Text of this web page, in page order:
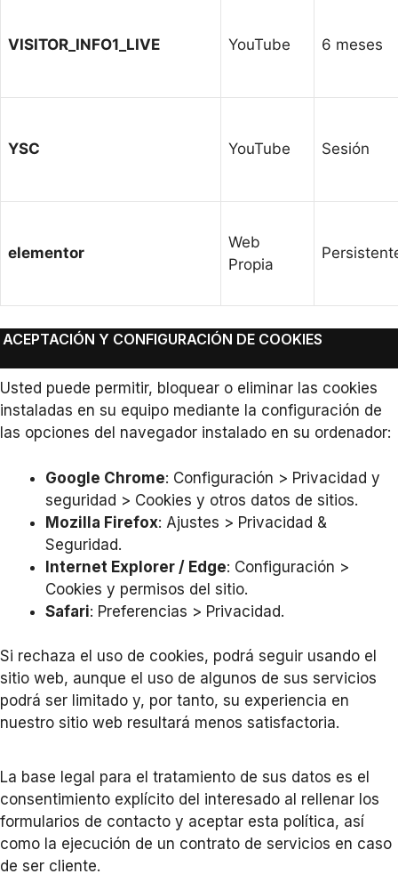
VISITOR_INFO1_LIVE YouTube 6 meses
YSC YouTube Sesión
elementor
Web
Propia
ACEPTACIÓN Y CONFIGURACIÓN DE COOKIES
Usted puede permitir, bloquear o eliminar las cookies
instaladas en su equipo mediante la configuración de
las opciones del navegador instalado en su ordenador:
Google Chrome: Configuración > Privacidad y
seguridad > Cookies y otros datos de sitios.
Mozilla Firefox: Ajustes > Privacidad &
Seguridad.
Internet Explorer / Edge: Configuración >
Cookies y permisos del sitio.
Safari: Preferencias > Privacidad.
Si rechaza el uso de cookies, podrá seguir usando el
sitio web, aunque el uso de algunos de sus servicios
podrá ser limitado y, por tanto, su experiencia en
nuestro sitio web resultará menos satisfactoria.
La base legal para el tratamiento de sus datos es el
consentimiento explícito del interesado al rellenar los
formularios de contacto y aceptar esta política, así
como la ejecución de un contrato de servicios en caso
de ser cliente.